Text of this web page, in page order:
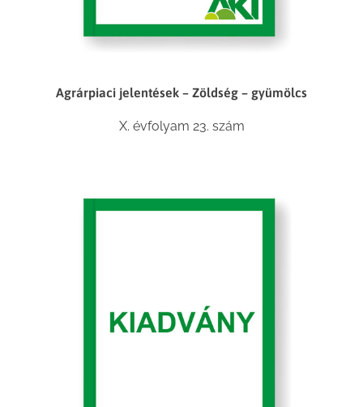
Agrárpiaci jelentések – Zöldség – gyümölcs
X. évfolyam 23. szám